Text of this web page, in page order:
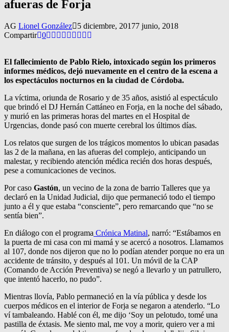
afueras de Forja
AG Lionel González 5 diciembre, 20177 junio, 2018
Compartir 0
El fallecimiento de Pablo Rielo, intoxicado según los primeros
informes médicos, dejó nuevamente en el centro de la escena a
los espectáculos nocturnos en la ciudad de Córdoba.
La víctima, oriunda de Rosario y de 35 años, asistió al espectáculo
que brindó el DJ Hernán Cattáneo en Forja, en la noche del sábado,
y murió en las primeras horas del martes en el Hospital de
Urgencias, donde pasó con muerte cerebral los últimos días.
Los relatos que surgen de los trágicos momentos lo ubican pasadas
las 2 de la mañana, en las afueras del complejo, anticipando un
malestar, y recibiendo atención médica recién dos horas después,
pese a comunicaciones de vecinos.
Por caso Gastón, un vecino de la zona de barrio Talleres que ya
declaró en la Unidad Judicial, dijo que permaneció todo el tiempo
junto a él y que estaba “consciente”, pero remarcando que “no se
sentía bien”.
En diálogo con el programa Crónica Matinal, narró: “Estábamos en
la puerta de mi casa con mi mamá y se acercó a nosotros. Llamamos
al 107, donde nos dijeron que no lo podían atender porque no era un
accidente de tránsito, y después al 101. Un móvil de la CAP
(Comando de Acción Preventiva) se negó a llevarlo y un patrullero,
que intentó hacerlo, no pudo”.
Mientras llovía, Pablo permaneció en la vía pública y desde los
cuerpos médicos en el interior de Forja se negaron a atenderlo. “Lo
ví tambaleando. Hablé con él, me dijo ‘Soy un pelotudo, tomé una
pastilla de éxtasis. Me siento mal, me voy a morir, quiero ver a mi